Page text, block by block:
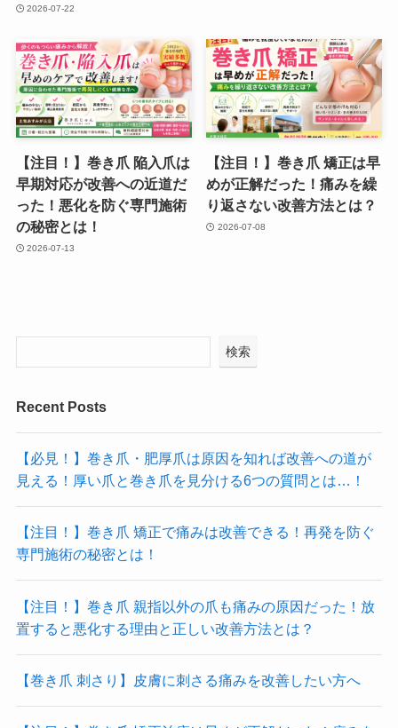
2026-07-22
【注目！】巻き爪 陥入爪は
早期対応が改善への近道だ
った！悪化を防ぐ専門施術
の秘密とは！
2026-07-13
【注目！】巻き爪 矯正は早
めが正解だった！痛みを繰
り返さない改善方法とは？
2026-07-08
検索
Recent Posts
【必見！】巻き爪・肥厚爪は原因を知れば改善への道が
見える！厚い爪と巻き爪を見分ける6つの質問とは…！
【注目！】巻き爪 矯正で痛みは改善できる！再発を防ぐ
専門施術の秘密とは！
【注目！】巻き爪 親指以外の爪も痛みの原因だった！放
置すると悪化する理由と正しい改善方法とは？
【巻き爪 刺さり】皮膚に刺さる痛みを改善したい方へ